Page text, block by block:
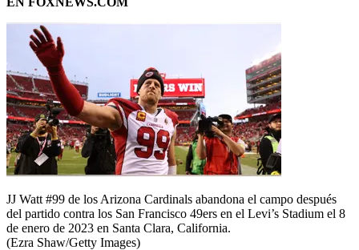
JJ Watt #99 de los Arizona Cardinals abandona el campo después
del partido contra los San Francisco 49ers en el Levi’s Stadium el 8
de enero de 2023 en Santa Clara, California.
(Ezra Shaw/Getty Images)